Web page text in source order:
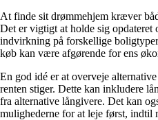
At finde sit drømmehjem kræver
Det er vigtigt at holde sig opdateret
indvirkning på forskellige
køb kan være afgørende for ens
En god idé er at overveje
renten stiger. Dette kan inkludere
fra alternative långivere. Det kan
mulighederne for at leje først, indtil